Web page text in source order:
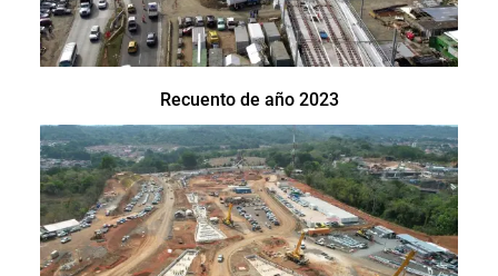
Recuento de año 2023